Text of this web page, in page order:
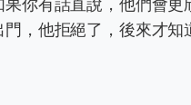
你有話直說，他們會
，他拒絕了，後來才